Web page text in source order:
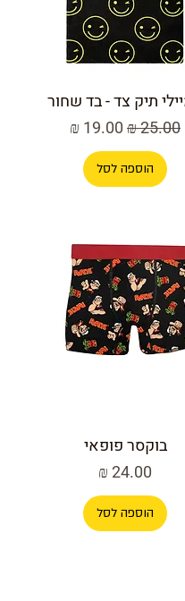
תיק צד - בד שחור
מחיר רגילמחיר מבצע
הוספה לסל
בוקסר פופאי
מחיר
הוספה לסל